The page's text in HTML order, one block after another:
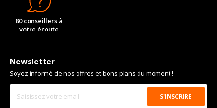
80 conseillers à
votre écoute
Newsletter
Soyez informé de nos offres et bons plans du moment !